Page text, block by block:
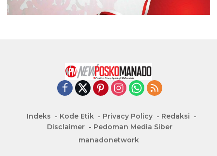
Indeks Kode Etik Privacy Policy
Redaksi
Disclaimer
Pedoman Media Siber
manadonetwork